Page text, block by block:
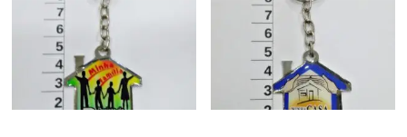
As
opções
podem
ser
escolhidas
na